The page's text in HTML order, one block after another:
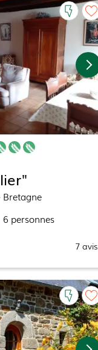
Bretagne
6 personnes
7avis